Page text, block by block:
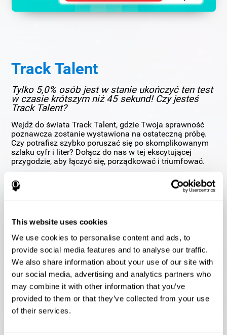
This website uses cookies
We use cookies to personalise content and ads, to
provide social media features and to analyse our traffic.
We also share information about your use of our site with
our social media, advertising and analytics partners who
may combine it with other information that you’ve
provided to them or that they’ve collected from your use
of their services.
Track Talent
Tylko 5,0% osób jest w stanie ukończyć ten test
w czasie krótszym niż 45 sekund! Czy jesteś
Track Talent?
Wejdź do świata Track Talent, gdzie Twoja sprawność
poznawcza zostanie wystawiona na ostateczną próbę.
Czy potrafisz szybko poruszać się po skomplikowanym
szlaku cyfr i liter? Dołącz do nas w tej ekscytującej
przygodzie, aby łączyć się, porządkować i triumfować.
POCZĄTEK